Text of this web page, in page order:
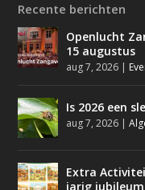
Recente berichten
Openlucht
15 augustus
aug 7, 2026 |
Is 2026 een
aug 7, 2026 |
Extra
jarig jubileum